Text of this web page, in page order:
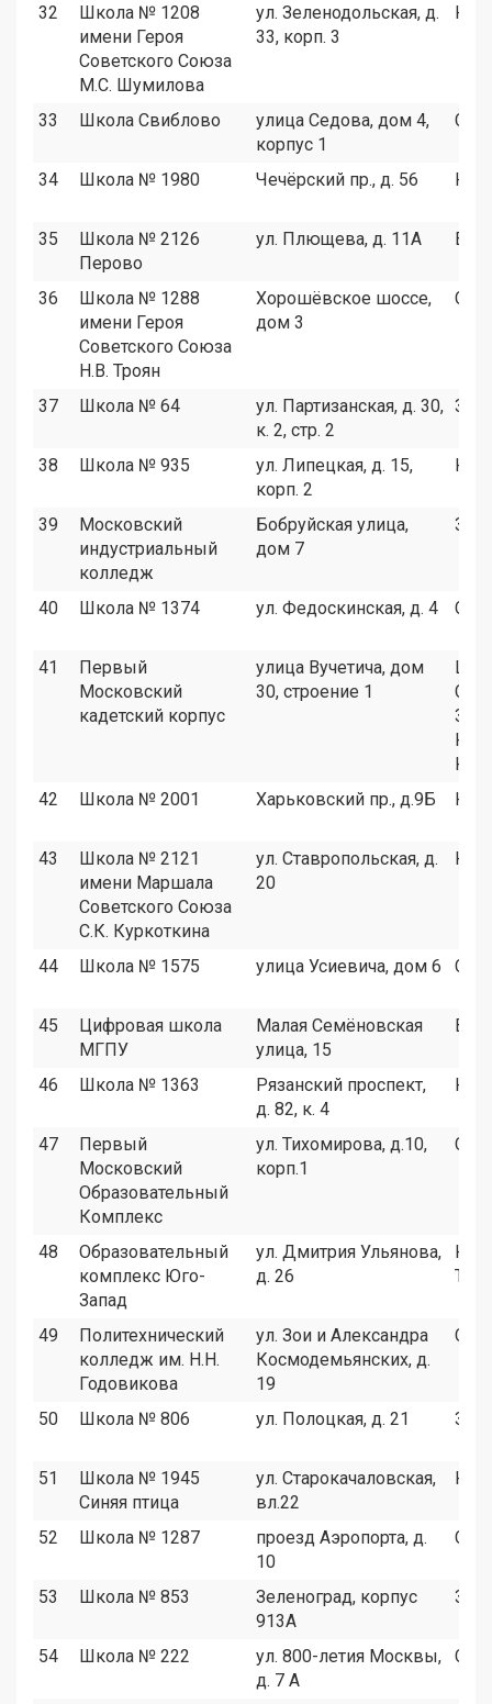
32
Школа № 1208
имени Героя
Советского Союза
М.С. Шумилова
ул. Зеленодольская, д.
33, корп. 3
33 Школа Свиблово
улица Седова, дом 4,
корпус 1
34 Школа № 1980 Чечёрский пр., д. 56
35
Школа № 2126
Перово
ул. Плющева, д. 11А ВАО
36
Школа № 1288
имени Героя
Советского Союза
Н.В. Троян
Хорошёвское шоссе,
дом 3
САО
37 Школа № 64
ул. Партизанская, д. 30,
к. 2, стр. 2
ЗАО
38 Школа № 935
ул. Липецкая, д. 15,
корп. 2
39
Московский
индустриальный
колледж
Бобруйская улица,
дом 7
ЗАО
40 Школа № 1374 ул. Федоскинская, д. 4
41
Первый
Московский
кадетский корпус
улица Вучетича, дом
30, строение 1
ЦАО
САО
ЗАО
42
Школа № 2001 Харьковский пр., д.9Б
43
Школа № 2121
имени Маршала
Советского Союза
С.К. Куркоткина
ул. Ставропольская, д.
20
44 Школа № 1575 улица Усиевича, дом 6 САО
45
Цифровая школа
МГПУ
Малая Семёновская
улица, 15
ВАО
46 Школа № 1363
Рязанский проспект,
д. 82, к. 4
47
Первый
Московский
Образовательный
Комплекс
ул. Тихомирова, д.10,
корп.1
48
Образовательный
комплекс Юго-
Запад
ул. Дмитрия Ульянова,
д. 26
ТАО
49
Политехнический
колледж им. Н.Н.
Годовикова
ул. Зои и Александра
Космодемьянских, д.
19
САО
50 Школа № 806 ул. Полоцкая, д. 21 ЗАО
51
Школа № 1945
Синяя птица
ул. Старокачаловская,
вл.22
52 Школа № 1287
проезд Аэропорта, д.
10
САО
53 Школа № 853
Зеленоград, корпус
913А
54 Школа № 222
ул. 800-летия Москвы,
д. 7 А
САО